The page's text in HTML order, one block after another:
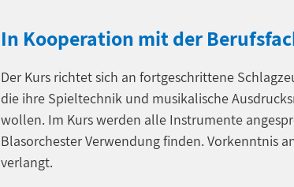
In Kooperation mit der
Der Kurs richtet sich an fortgeschrittene
die ihre Spieltechnik und musikalische
wollen. Im Kurs werden alle Instrumente
Blasorchester Verwendung finden. Vorkenntnis
verlangt.